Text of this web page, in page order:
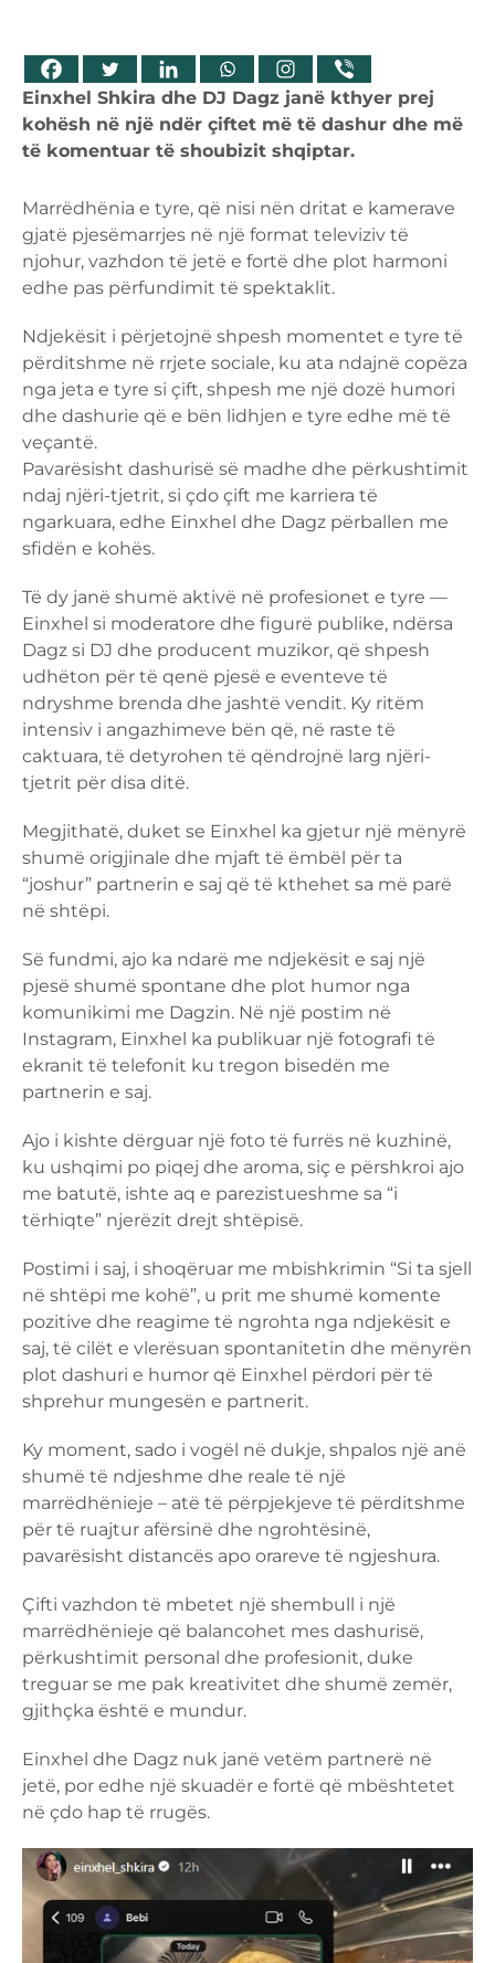
Einxhel Shkira dhe DJ Dagz janë kthyer prej
kohësh në një ndër çiftet më të dashur dhe më
të komentuar të shoubizit shqiptar.
Marrëdhënia e tyre, që nisi nën dritat e kamerave
gjatë pjesëmarrjes në një format televiziv të
njohur, vazhdon të jetë e fortë dhe plot harmoni
edhe pas përfundimit të spektaklit.
Ndjekësit i përjetojnë shpesh momentet e tyre të
përditshme në rrjete sociale, ku ata ndajnë copëza
nga jeta e tyre si çift, shpesh me një dozë humori
dhe dashurie që e bën lidhjen e tyre edhe më të
veçantë.
Pavarësisht dashurisë së madhe dhe përkushtimit
ndaj njëri-tjetrit, si çdo çift me karriera të
ngarkuara, edhe Einxhel dhe Dagz përballen me
sfidën e kohës.
Të dy janë shumë aktivë në profesionet e tyre —
Einxhel si moderatore dhe figurë publike, ndërsa
Dagz si DJ dhe producent muzikor, që shpesh
udhëton për të qenë pjesë e eventeve të
ndryshme brenda dhe jashtë vendit. Ky ritëm
intensiv i angazhimeve bën që, në raste të
caktuara, të detyrohen të qëndrojnë larg njëri-
tjetrit për disa ditë.
Megjithatë, duket se Einxhel ka gjetur një mënyrë
shumë origjinale dhe mjaft të ëmbël për ta
“joshur” partnerin e saj që të kthehet sa më parë
në shtëpi.
Së fundmi, ajo ka ndarë me ndjekësit e saj një
pjesë shumë spontane dhe plot humor nga
komunikimi me Dagzin. Në një postim në
Instagram, Einxhel ka publikuar një fotografi të
ekranit të telefonit ku tregon bisedën me
partnerin e saj.
Ajo i kishte dërguar një foto të furrës në kuzhinë,
ku ushqimi po piqej dhe aroma, siç e përshkroi ajo
me batutë, ishte aq e parezistueshme sa “i
tërhiqte” njerëzit drejt shtëpisë.
Postimi i saj, i shoqëruar me mbishkrimin “Si ta sjell
në shtëpi me kohë”, u prit me shumë komente
pozitive dhe reagime të ngrohta nga ndjekësit e
saj, të cilët e vlerësuan spontanitetin dhe mënyrën
plot dashuri e humor që Einxhel përdori për të
shprehur mungesën e partnerit.
Ky moment, sado i vogël në dukje, shpalos një anë
shumë të ndjeshme dhe reale të një
marrëdhënieje – atë të përpjekjeve të përditshme
për të ruajtur afërsinë dhe ngrohtësinë,
pavarësisht distancës apo orareve të ngjeshura.
Çifti vazhdon të mbetet një shembull i një
marrëdhënieje që balancohet mes dashurisë,
përkushtimit personal dhe profesionit, duke
treguar se me pak kreativitet dhe shumë zemër,
gjithçka është e mundur.
Einxhel dhe Dagz nuk janë vetëm partnerë në
jetë, por edhe një skuadër e fortë që mbështetet
në çdo hap të rrugës.